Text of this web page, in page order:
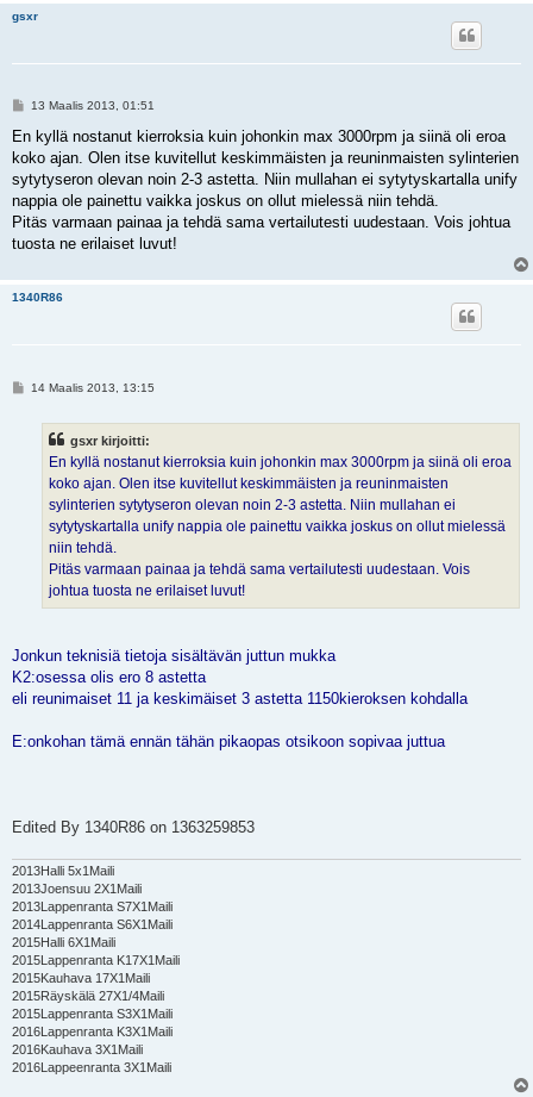
gsxr
V
e
t
i
13 Maalis 2013, 01:51
En kyllä nostanut kierroksia kuin johonkin max 3000rpm ja siinä oli eroa
koko ajan. Olen itse kuvitellut keskimmäisten ja reuninmaisten sylinterien
sytytyseron olevan noin 2-3 astetta. Niin mullahan ei sytytyskartalla unify
nappia ole painettu vaikka joskus on ollut mielessä niin tehdä.
Pitäs varmaan painaa ja tehdä sama vertailutesti uudestaan. Vois johtua
tuosta ne erilaiset luvut!
1340R86
V14 Maalis 2013, 13:15
gsxr kirjoitti:
En kyllä nostanut kierroksia kuin johonkin max 3000rpm ja siinä oli eroa
koko ajan. Olen itse kuvitellut keskimmäisten ja reuninmaisten
sylinterien sytytyseron olevan noin 2-3 astetta. Niin mullahan ei
sytytyskartalla unify nappia ole painettu vaikka joskus on ollut mielessä
niin tehdä.
Pitäs varmaan painaa ja tehdä sama vertailutesti uudestaan. Vois
johtua tuosta ne erilaiset luvut!
Jonkun teknisiä tietoja sisältävän juttun mukka
K2:osessa olis ero 8 astetta
eli reunimaiset 11 ja keskimäiset 3 astetta 1150kieroksen kohdalla
E:onkohan tämä ennän tähän pikaopas otsikoon sopivaa juttua
Edited By 1340R86 on 1363259853
2013Halli 5x1Maili
2013Joensuu 2X1Maili
2013Lappenranta S7X1Maili
2014Lappenranta S6X1Maili
2015Halli 6X1Maili
2015Lappenranta K17X1Maili
2015Kauhava 17X1Maili
2015Räyskälä 27X1/4Maili
2015Lappenranta S3X1Maili
2016Lappenranta K3X1Maili
2016Kauhava 3X1Maili
2016Lappeenranta 3X1Maili